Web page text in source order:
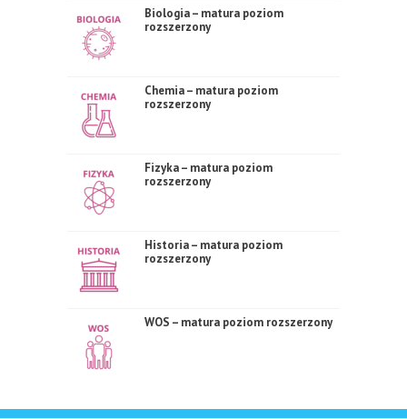
Biologia – matura poziom
rozszerzony
Chemia – matura poziom
rozszerzony
Fizyka – matura poziom
rozszerzony
Historia – matura poziom
rozszerzony
WOS – matura poziom rozszerzony